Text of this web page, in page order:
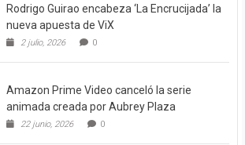
Rodrigo Guirao encabeza ‘La Encrucijada’ la
nueva apuesta de ViX
2 julio, 2026 0
Amazon Prime Video canceló la serie
animada creada por Aubrey Plaza
22 junio, 2026 0